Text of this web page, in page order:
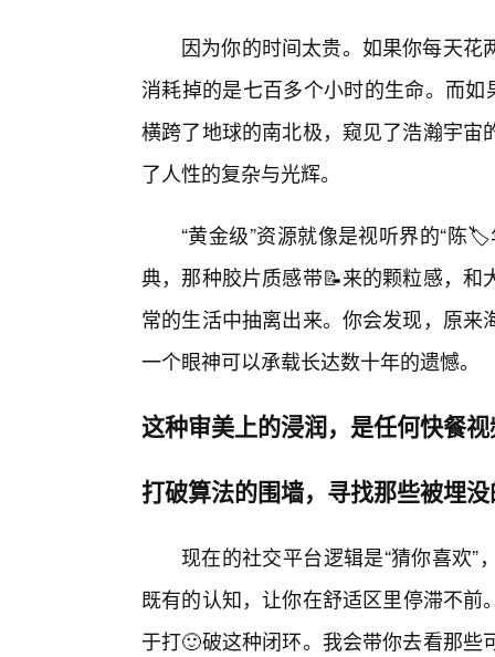
因为你的时间太贵。如果你每天
消耗掉的是七百多个小时的生命。而
横跨了地球的南北极，窥见了浩瀚宇
了人性的复杂与光辉。
“黄金级”资源就像是视听界的“陈
典，那种胶片质感带📝来的颗粒感，
常的生活中抽离出来。你会发现，原
一个眼神可以承载长达数十年的遗憾。
这种审美上的浸润，是任何快餐
打破算法的围墙，寻找那些被埋
现在的社交平台逻辑是“猜你喜欢
既有的认知，让你在舒适区里停滞不前
于打🙂破这种闭环。我会带你去看那